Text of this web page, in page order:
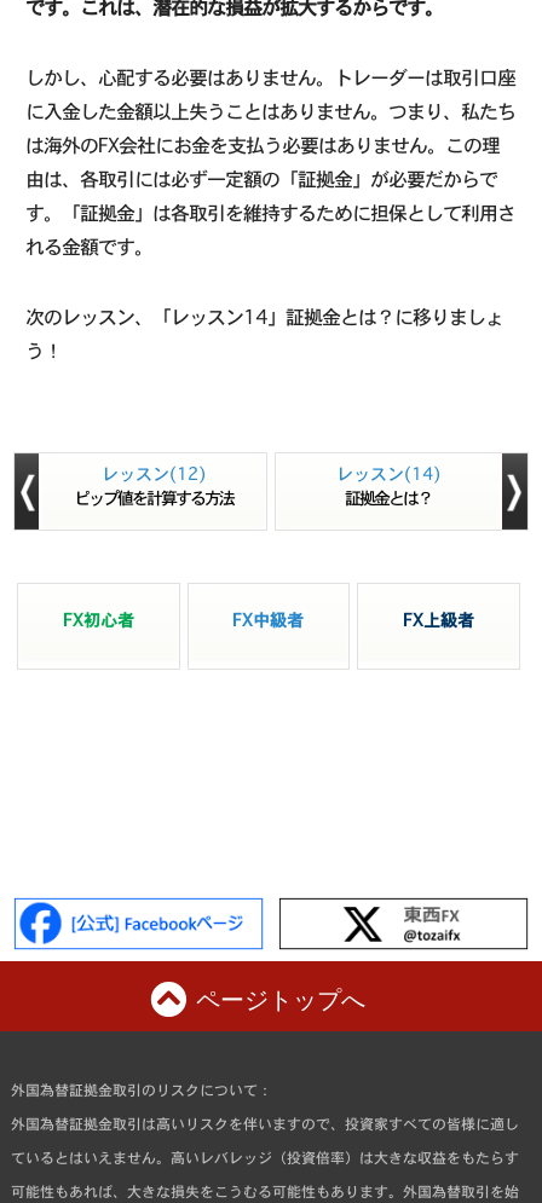
です。これは、潜在的な損益が拡大するからです。
しかし、心配する必要はありません。トレーダーは取引口座
に入金した金額以上失うことはありません。つまり、私たち
は海外のFX会社にお金を支払う必要はありません。この理
由は、各取引には必ず一定額の「証拠金」が必要だからで
す。「証拠金」は各取引を維持するために担保として利用さ
れる金額です。
次のレッスン、「レッスン14」証拠金とは？に移りましょ
う！
レッスン(12)
ピップ値を計算する方法
レッスン(14)
証拠金とは？
FX初心者 FX中級者 FX上級者
ページトップへ
外国為替証拠金取引のリスクについて：
外国為替証拠金取引は高いリスクを伴いますので、投資家すべての皆様に適し
ているとはいえません。高いレバレッジ（投資倍率）は大きな収益をもたらす
可能性もあれば、大きな損失をこうむる可能性もあります。外国為替取引を始